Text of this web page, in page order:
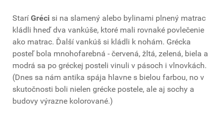
Starí Gréci si na slamený alebo bylinami plnený matrac
kládli hneď dva vankúše, ktoré mali rovnaké povlečenie
ako matrac. Ďalší vankúš si kládli k nohám. Grécka
posteľ bola mnohofarebná - červená, žltá, zelená, biela a
modrá sa po gréckej posteli vinuli v pásoch i vlnovkách.
(Dnes sa nám antika spája hlavne s bielou farbou, no v
skutočnosti boli nielen grécke postele, ale aj sochy a
budovy výrazne kolorované.)